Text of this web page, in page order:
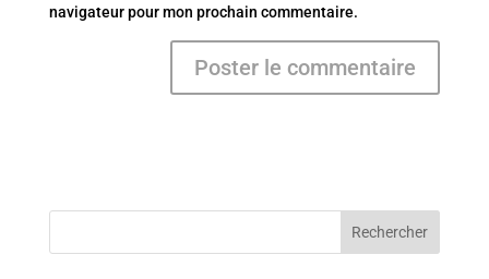
navigateur pour mon prochain commentaire.